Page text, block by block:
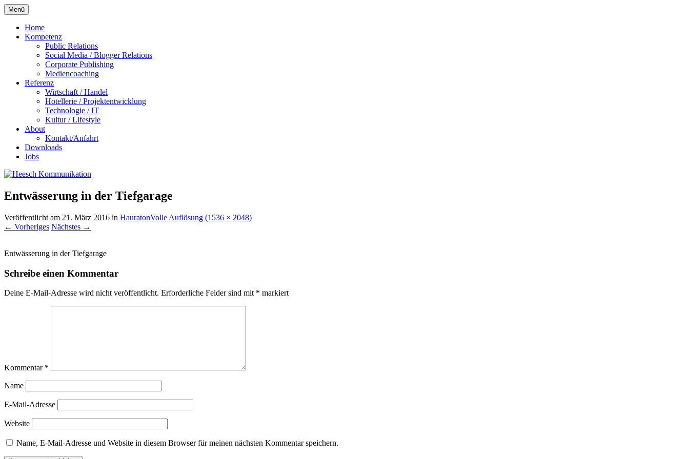
Menü Zum
Inhalt
springen
Home
Kompetenz
Public Relations
Social Media / Blogger Relations
Corporate Publishing
Mediencoaching
Referenz
Wirtschaft / Handel
Hotellerie / Projektentwicklung
Technologie / IT
Kultur / Lifestyle
About
Kontakt/Anfahrt
Downloads
Jobs
Entwässerung in der Tiefgarage
Veröffentlicht am 21. März 2016 in HauratonVolle Auflösung (1536 × 2048)
← Vorheriges Nächstes →
Entwässerung in der Tiefgarage
Schreibe einen Kommentar
Deine E-Mail-Adresse wird nicht veröffentlicht. Erforderliche Felder sind mit * markiert
Kommentar *
Name
E-Mail-Adresse
Website
Name, E-Mail-Adresse und Website in diesem Browser für meinen nächsten Kommentar speichern.